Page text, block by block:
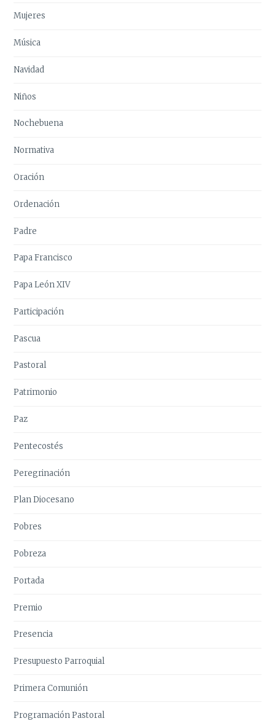
Mujeres
Música
Navidad
Niños
Nochebuena
Normativa
Oración
Ordenación
Padre
Papa Francisco
Papa León XIV
Participación
Pascua
Pastoral
Patrimonio
Paz
Pentecostés
Peregrinación
Plan Diocesano
Pobres
Pobreza
Portada
Premio
Presencia
Presupuesto Parroquial
Primera Comunión
Programación Pastoral